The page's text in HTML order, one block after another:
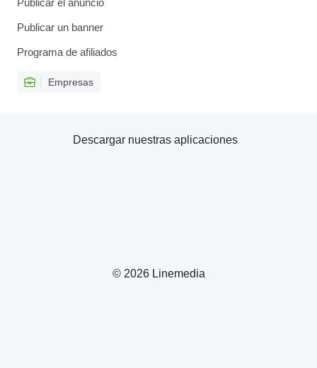
Publicar el anuncio
Publicar un banner
Programa de afiliados
Empresas
© 2026 Linemedia
Descargar nuestras aplicaciones